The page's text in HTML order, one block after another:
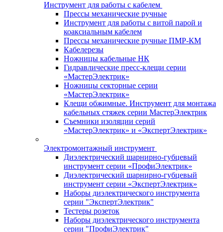
Инструмент для работы с кабелем
Прессы механические ручные
Инструмент для работы с витой парой и
коаксиальным кабелем
Прессы механические ручные ПМР-КМ
Кабелерезы
Ножницы кабельные НК
Гидравлические пресс-клещи серии
«МастерЭлектрик»
Ножницы секторные серии
«МастерЭлектрик»
Клещи обжимные. Инструмент для монтажа
кабельных стяжек серии МастерЭлектрик
Съемники изоляции серий
«МастерЭлектрик» и «ЭкспертЭлектрик»
Электромонтажный инструмент
Диэлектрический шарнирно-губцевый
инструмент серии «ПрофиЭлектрик»
Диэлектрический шарнирно-губцевый
инструмент серии «ЭкспертЭлектрик»
Наборы диэлектрического инструмента
серии "ЭкспертЭлектрик"
Тестеры розеток
Наборы диэлектрического инструмента
серии "ПрофиЭлектрик"